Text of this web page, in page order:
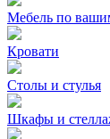
Мебель по
Кровати
Столы и стулья
Шкафы и